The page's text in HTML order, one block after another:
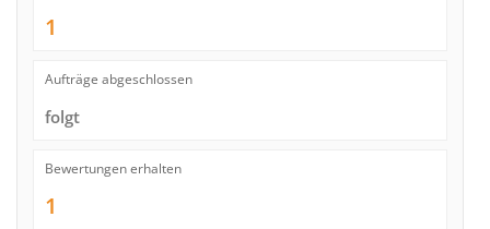
1
Aufträge abgeschlossen
folgt
Bewertungen erhalten
1